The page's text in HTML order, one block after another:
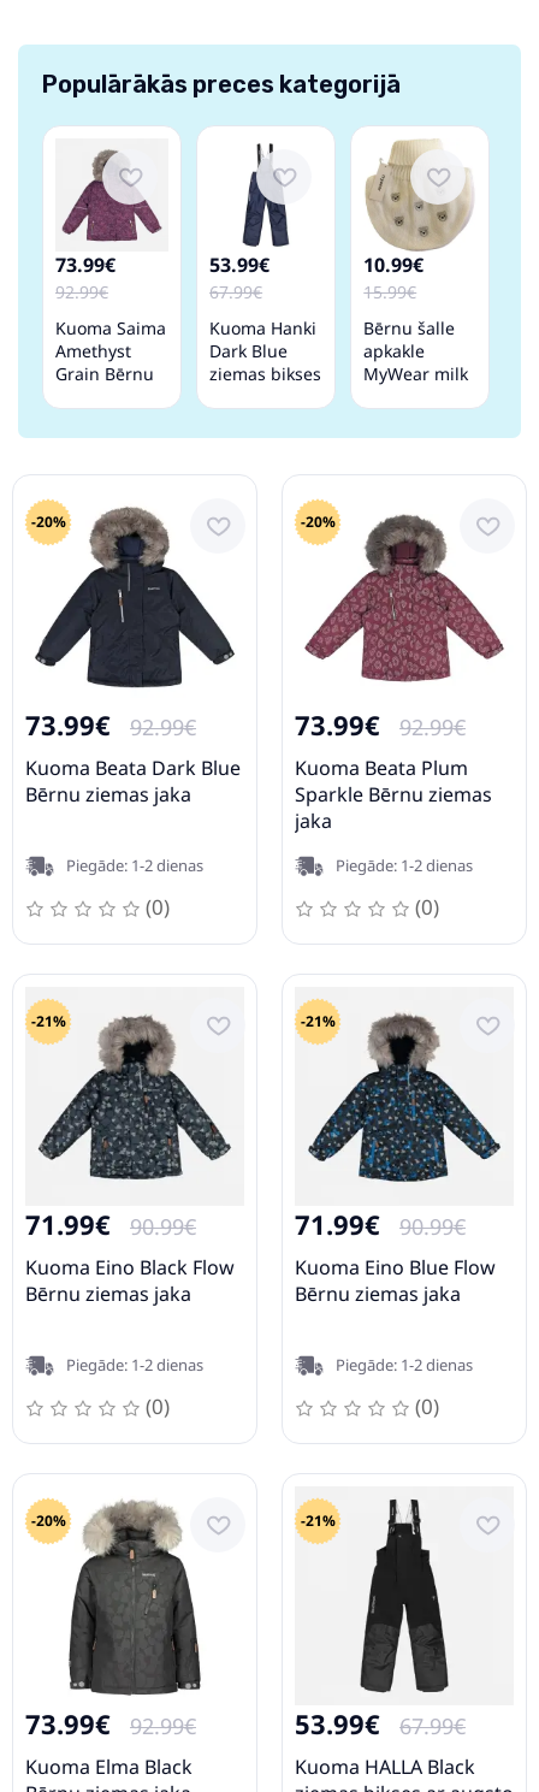
Populārākās preces kategorijā
73.99€
92.99€
Kuoma Saima
Amethyst
Grain Bērnu
53.99€
67.99€
Kuoma Hanki
Dark Blue
ziemas bikses
10.99€
15.99€
Bērnu šalle
apkakle
MyWear milk
-20%
73.99€ 92.99€
Kuoma Beata Dark Blue
Bērnu ziemas jaka
Piegāde: 1-2 dienas
(0)
-20%
73.99€ 92.99€
Kuoma Beata Plum
Sparkle Bērnu ziemas
jaka
Piegāde: 1-2 dienas
(0)
-21%
71.99€ 90.99€
Kuoma Eino Black Flow
Bērnu ziemas jaka
Piegāde: 1-2 dienas
(0)
-21%
71.99€ 90.99€
Kuoma Eino Blue Flow
Bērnu ziemas jaka
Piegāde: 1-2 dienas
(0)
-20%
73.99€ 92.99€
Kuoma Elma Black
-21%
53.99€ 67.99€
Kuoma HALLA Black